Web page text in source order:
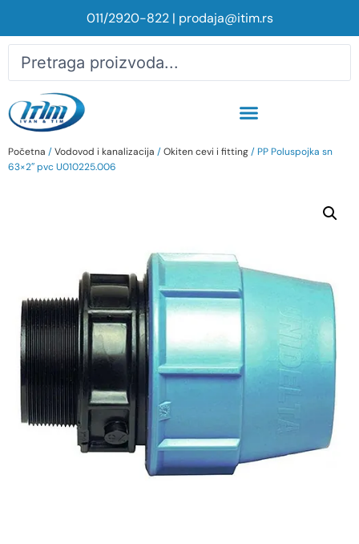
011/2920-822| prodaja@itim.rs
Početna /Vodovod i kanalizacija /Okiten cevi i fitting/ PP Poluspojka sn
63×2″ pvc U010225.006